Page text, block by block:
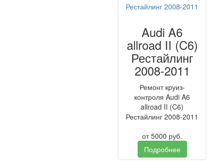
Audi A6
allroad II (C6)
Рестайлинг
2008-2011
Ремонт круиз-
контроля Audi A6
allroad II (C6)
Рестайлинг 2008-2011
от5000 руб.
Подробнее